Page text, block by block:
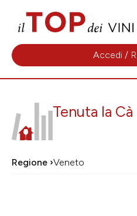
Accedi /
Tenuta la Cà
Regione ›Veneto